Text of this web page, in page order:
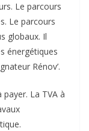
Le parcours
Le parcours
globaux. Il
énergétiques
Rénov’.
La TVA à